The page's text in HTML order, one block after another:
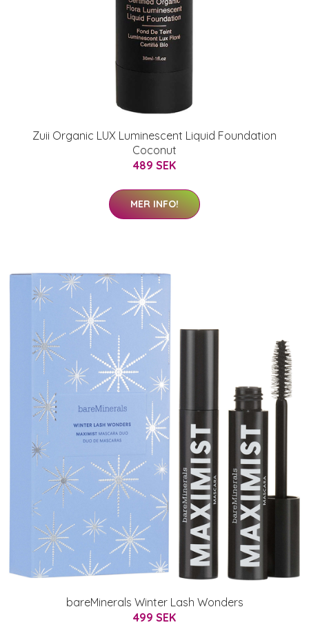
Zuii Organic LUX Luminescent Liquid Foundation
Coconut
489 SEK
MER INFO!
bareMinerals Winter Lash Wonders
499 SEK